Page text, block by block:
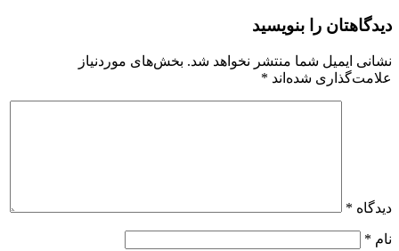
دیدگاهتان را بنویسید
نشانی ایمیل شما منتشر نخواهد شد. بخش‌های موردنیاز
علامت‌گذاری شده‌اند *
دیدگاه *
نام *